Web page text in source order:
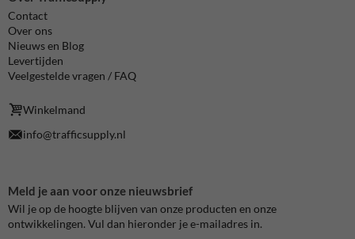
Contact
Over ons
Nieuws en Blog
Levertijden
Veelgestelde vragen / FAQ
Winkelmand
info@trafficsupply.nl
Meld je aan voor onze nieuwsbrief
Wil je op de hoogte blijven van onze producten en onze
ontwikkelingen. Vul dan hieronder je e-mailadres in.